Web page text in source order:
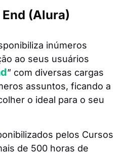
(Alura)
inúmeros
ao seus usuários
” com diversas cargas
assuntos, ficando a
o ideal para o seu
pelos Cursos
de 500 horas de